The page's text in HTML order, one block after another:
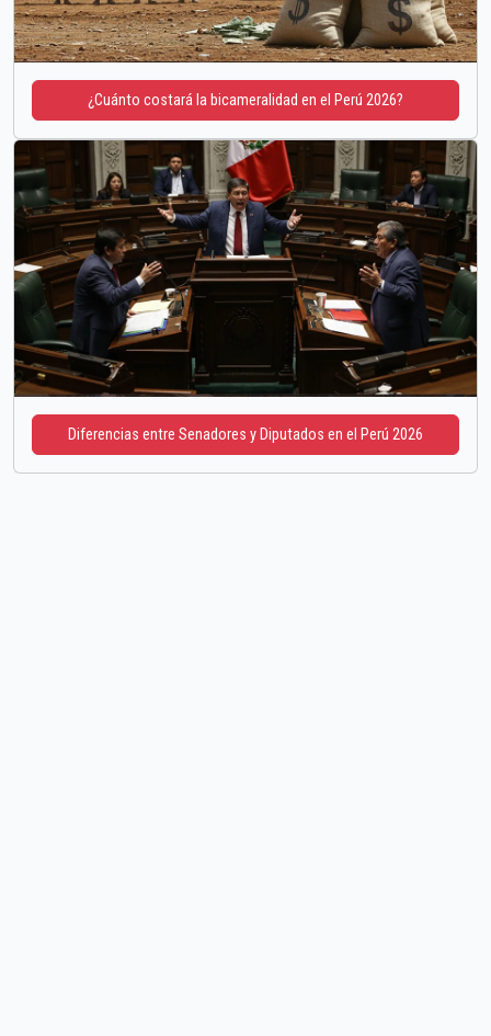
¿Cuánto costará la bicameralidad en el Perú 2026?
Diferencias entre Senadores y Diputados en el Perú 2026